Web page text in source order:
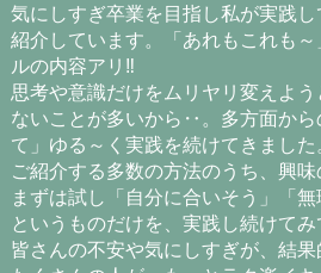
気にしすぎ卒業を目指し私が実践
紹介しています。「あれもこれも
ルの内容アリ‼
思考や意識だけをムリヤリ変えよ
ないことが多いから‥。多方面か
て」ゆる～く実践を続けてきました
ご紹介する多数の方法のうち、興味
まずは試し「自分に合いそう」「無
というものだけを、実践し続けてみ
皆さんの不安や気にしすぎが、結果